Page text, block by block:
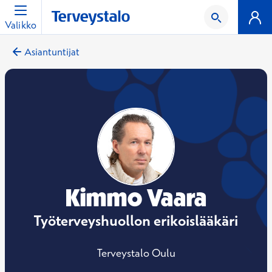
Valikko
Asiantuntijat
Kimmo Vaara
Työterveyshuollon erikoislääkäri
Terveystalo Oulu